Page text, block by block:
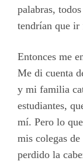
palabras,
tendrían que
Entonces me
Me di cuenta
y mi familia
estudiantes,
mí. Pero lo
mis colegas
perdido la